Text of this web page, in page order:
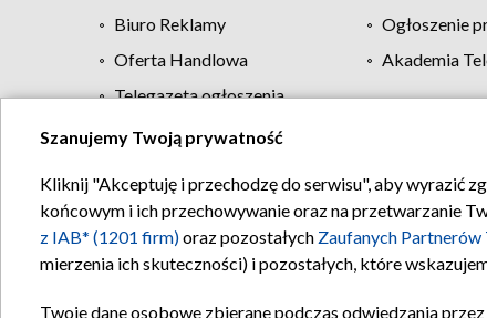
Biuro Reklamy
Ogłoszenie
Oferta Handlowa
Akademia
Telegazeta ogłoszenia
Regulamin TVP
Szanujemy Twoją prywatność
Kliknij "Akceptuję i przechodzę do serwisu", aby wyrazić
końcowym i ich przechowywanie oraz na przetwarzanie
z IAB* (1201 firm)oraz pozostałych Zaufanych
mierzenia ich skuteczności) i pozostałych, które
Twoje dane osobowe zbierane podczas odwiedzania